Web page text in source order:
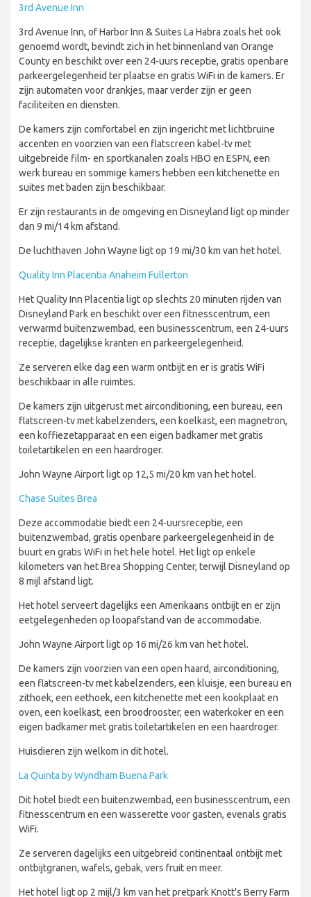
3rd Avenue Inn
3rd Avenue Inn, of Harbor Inn & Suites La Habra zoals het ook
genoemd wordt, bevindt zich in het binnenland van Orange
County en beschikt over een 24-uurs receptie, gratis openbare
parkeergelegenheid ter plaatse en gratis WiFi in de kamers. Er
zijn automaten voor drankjes, maar verder zijn er geen
faciliteiten en diensten.
De kamers zijn comfortabel en zijn ingericht met lichtbruine
accenten en voorzien van een flatscreen kabel-tv met
uitgebreide film- en sportkanalen zoals HBO en ESPN, een
werk bureau en sommige kamers hebben een kitchenette en
suites met baden zijn beschikbaar.
Er zijn restaurants in de omgeving en Disneyland ligt op minder
dan 9 mi/14 km afstand.
De luchthaven John Wayne ligt op 19 mi/30 km van het hotel.
Quality Inn Placentia Anaheim Fullerton
Het Quality Inn Placentia ligt op slechts 20 minuten rijden van
Disneyland Park en beschikt over een fitnesscentrum, een
verwarmd buitenzwembad, een businesscentrum, een 24-uurs
receptie, dagelijkse kranten en parkeergelegenheid.
Ze serveren elke dag een warm ontbijt en er is gratis WiFi
beschikbaar in alle ruimtes.
De kamers zijn uitgerust met airconditioning, een bureau, een
flatscreen-tv met kabelzenders, een koelkast, een magnetron,
een koffiezetapparaat en een eigen badkamer met gratis
toiletartikelen en een haardroger.
John Wayne Airport ligt op 12,5 mi/20 km van het hotel.
Chase Suites Brea
Deze accommodatie biedt een 24-uursreceptie, een
buitenzwembad, gratis openbare parkeergelegenheid in de
buurt en gratis WiFi in het hele hotel. Het ligt op enkele
kilometers van het Brea Shopping Center, terwijl Disneyland op
8 mijl afstand ligt.
Het hotel serveert dagelijks een Amerikaans ontbijt en er zijn
eetgelegenheden op loopafstand van de accommodatie.
John Wayne Airport ligt op 16 mi/26 km van het hotel.
De kamers zijn voorzien van een open haard, airconditioning,
een flatscreen-tv met kabelzenders, een kluisje, een bureau en
zithoek, een eethoek, een kitchenette met een kookplaat en
oven, een koelkast, een broodrooster, een waterkoker en een
eigen badkamer met gratis toiletartikelen en een haardroger.
Huisdieren zijn welkom in dit hotel.
La Quinta by Wyndham Buena Park
Dit hotel biedt een buitenzwembad, een businesscentrum, een
fitnesscentrum en een wasserette voor gasten, evenals gratis
WiFi.
Ze serveren dagelijks een uitgebreid continentaal ontbijt met
ontbijtgranen, wafels, gebak, vers fruit en meer.
Het hotel ligt op 2 mijl/3 km van het pretpark Knott's Berry Farm